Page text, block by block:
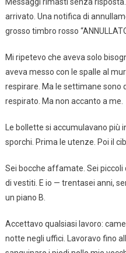
arrivato. Una notifica di
grosso timbro rosso
Mi ripetevo che aveva solo
aveva messo con le spalle al
respirare. Ma le settimane sono
respirato. Ma non accanto a me.
Le bollette si accumulavano
sporchi. Prima le utenze. Poi il
Sei bocche affamate. Sei piccoli
di vestiti. E io — trentasei anni,
un piano B.
Accettavo qualsiasi lavoro:
notte negli uffici. Lavoravo fino